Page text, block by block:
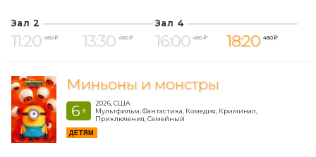
Зал 2
11:20 450 ₽ 13:30 450 ₽
Зал 4
16:00 450 ₽ 18:20 450 ₽
Миньоны и монстры
6 +
2026, США
Мультфильм, Фантастика, Комедия, Криминал,
Приключения, Семейный
ДЕТЯМ